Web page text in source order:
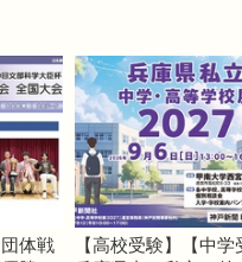
体戦
【高校受験】【中学